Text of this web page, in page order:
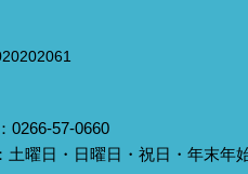
0266-57-0660
土曜日・日曜日・祝日・年末年